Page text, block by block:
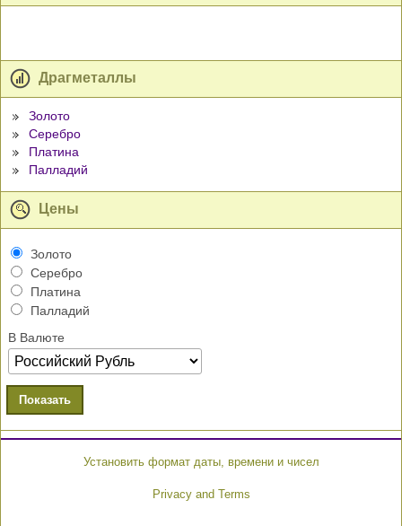
Драгметаллы
Золото
Серебро
Платина
Палладий
Цены
Золото
Серебро
Платина
Палладий
В Валюте
Показать
Установить формат даты, времени и чисел
Privacy and Terms